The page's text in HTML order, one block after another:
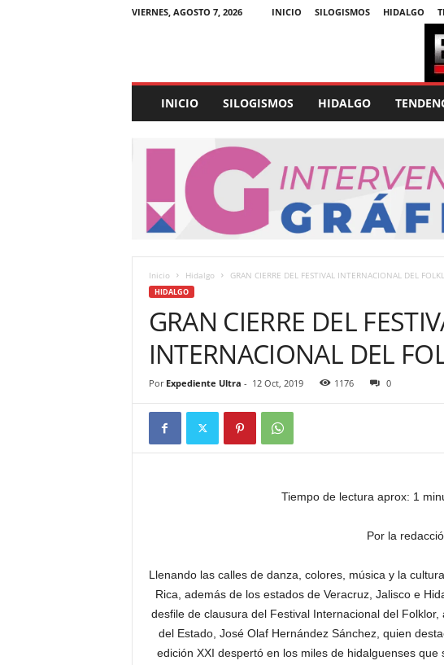
VIERNES, AGOSTO 7, 2026 INICIO SILOGISMOS HIDALGO
p
e
U
INICIO SILOGISMOS HIDALGO
Inicio Hidalgo GRAN CIERRE DEL FESTIVAL INTERNACIONAL DEL
HIDALGO
GRAN CIERRE DEL
INTERNACIONAL DEL
Por Expediente Ultra - 12 Oct, 2019 1176 0
Tiempo de lectura aprox: 1
Por la
Llenando las calles de danza, colores, música y la
Rica, además de los estados de Veracruz, Jalisco e
desfile de clausura del Festival Internacional del
del Estado, José Olaf Hernández Sánchez, quien
edición XXI despertó en los miles de hidalguenses